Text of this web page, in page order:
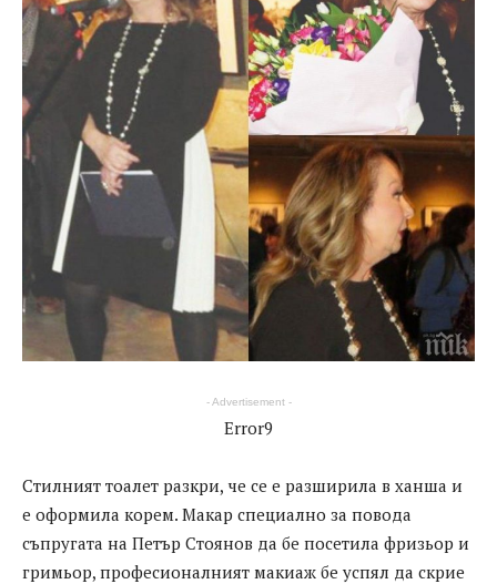
- Advertisement -
Error9
Стилният тоалет разкри, че се е разширила в ханша и
е оформила корем. Макар специално за повода
съпругата на Петър Стоянов да бе посетила фризьор и
гримьор, професионалният макиаж бе успял да скрие